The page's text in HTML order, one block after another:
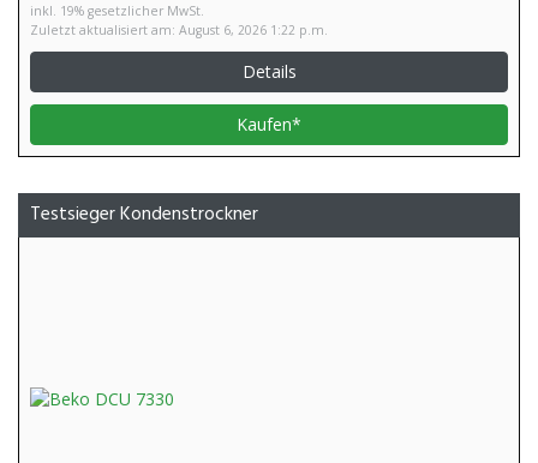
inkl. 19% gesetzlicher MwSt.
Zuletzt aktualisiert am: August 6, 2026 1:22 p.m.
Details
Kaufen*
Testsieger Kondenstrockner